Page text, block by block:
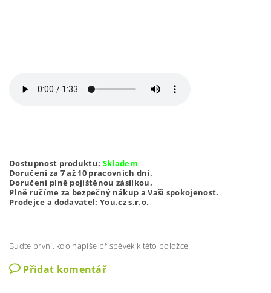
Dostupnost produktu: Skladem
Doručení za 7 až 10 pracovních dní.
Doručení plně pojištěnou zásilkou.
Plně ručíme za bezpečný nákup a Vaši spokojenost.
Prodejce a dodavatel: You.cz s.r.o.
Buďte první, kdo napíše příspěvek k této položce.
Přidat komentář